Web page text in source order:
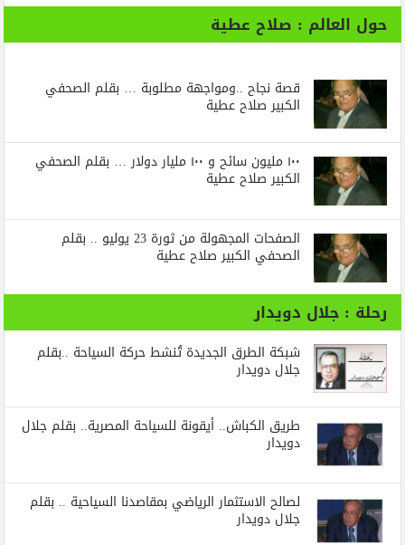
حول العالم : صلاح عطية
قصة نجاح ..ومواجهة مطلوبة … بقلم الصحفي
الكبير صلاح عطية
١٠٠ مليون سائح و ١٠٠ مليار دولار … بقلم الصحفي
الكبير صلاح عطية
الصفحات المجهولة من ثورة 23 يوليو .. بقلم
الصحفي الكبير صلاح عطية
رحلة : جلال دويدار
شبكة الطرق الجديدة تُنشط حركة السياحة ..بقلم
جلال دويدار
طريق الكباش.. أيقونة للسياحة المصرية.. بقلم جلال
دويدار
لصالح الاستثمار الرياضي بمقاصدنا السياحية .. بقلم
جلال دويدار